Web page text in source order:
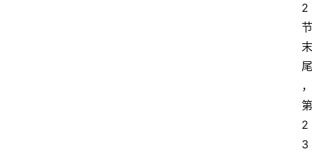
2
节
末
尾
，
第
2
3